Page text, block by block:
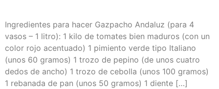
Ingredientes para hacer Gazpacho Andaluz (para 4
vasos – 1 litro): 1 kilo de tomates bien maduros (con un
color rojo acentuado) 1 pimiento verde tipo Italiano
(unos 60 gramos) 1 trozo de pepino (de unos cuatro
dedos de ancho) 1 trozo de cebolla (unos 100 gramos)
1 rebanada de pan (unos 50 gramos) 1 diente […]